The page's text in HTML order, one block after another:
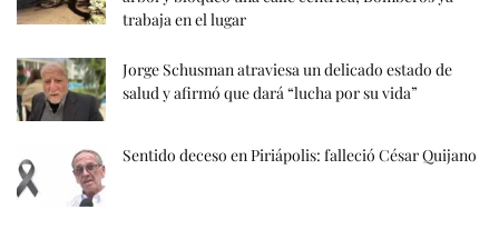
trabaja en el lugar
Jorge Schusman atraviesa un delicado estado de
salud y afirmó que dará “lucha por su vida”
Sentido deceso en Piriápolis: falleció César Quijano